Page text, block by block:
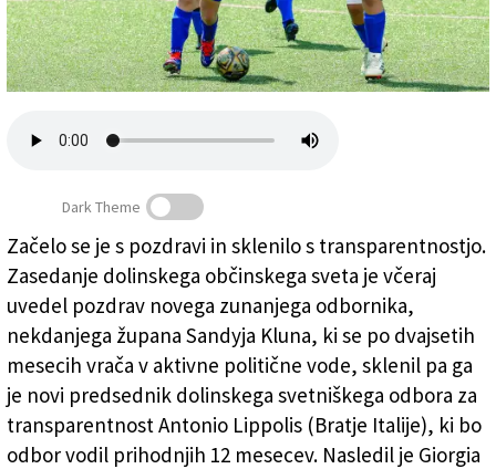
Občina Dolina bo nekaj več kot milijon namenila
izrednemu vzdrževanju dolinskega nogometnega
igrišča z umetno travo
Tedeschi/Fotodamj@n
Dark Theme
Začelo se je s pozdravi in sklenilo s transparentnostjo.
Zasedanje dolinskega občinskega sveta je včeraj
uvedel pozdrav novega zunanjega odbornika,
nekdanjega župana Sandyja Kluna, ki se po dvajsetih
mesecih vrača v aktivne politične vode, sklenil pa ga
je novi predsednik dolinskega svetniškega odbora za
transparentnost Antonio Lippolis (Bratje Italije), ki bo
odbor vodil prihodnjih 12 mesecev. Nasledil je Giorgia